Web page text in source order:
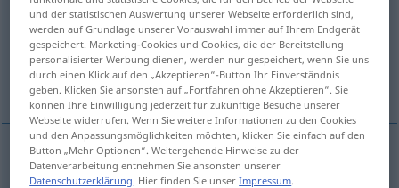
Übersicht aller Übersetzungen
(Für mehr Details die Übersetzung anklicken/antippen)
azzurro tenue
azzurrotenue zartblau
und der statistischen Auswertung unserer Webseite erforderlich sind,
werden auf Grundlage unserer Vorauswahl immer auf Ihrem Endgerät
gespeichert. Marketing-Cookies und Cookies, die der Bereitstellung
personalisierter Werbung dienen, werden nur gespeichert, wenn Sie uns
durch einen Klick auf den „Akzeptieren“-Button Ihr Einverständnis
geben. Klicken Sie ansonsten auf „Fortfahren ohne Akzeptieren“. Sie
können Ihre Einwilligung jederzeit für zukünftige Besuche unserer
Webseite widerrufen. Wenn Sie weitere Informationen zu den Cookies
und den Anpassungsmöglichkeiten möchten, klicken Sie einfach auf den
Button „Mehr Optionen“. Weitergehende Hinweise zu der
Datenverarbeitung entnehmen Sie ansonsten unserer
Datenschutzerklärung. Hier finden Sie unserImpressum.